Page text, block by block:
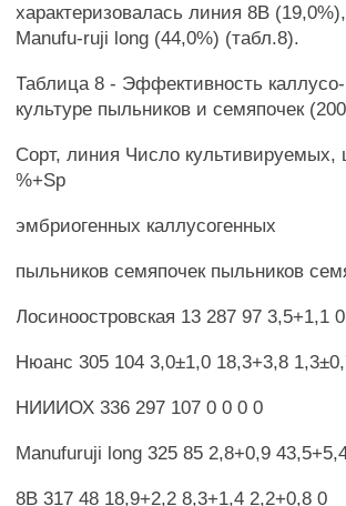
характеризовалась линия 8В
Manufu-ruji long (44,0%) (табл.8).
Таблица 8 - Эффективность
культуре пыльников и семяпочек
Сорт, линия Число культивируемых,
%+Sp
эмбриогенных каллусогенных
пыльников семяпочек пыльников
Лосиноостровская 13 287 97 3,5+1,1
Нюанс 305 104 3,0±1,0 18,3+3,8
НИИИОХ 336 297 107 0 0 0 0
Manufuruji long 325 85 2,8+0,9
8В 317 48 18,9+2,2 8,3+1,4 2,2+0,8 0